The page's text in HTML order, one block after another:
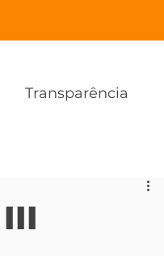
Transparência